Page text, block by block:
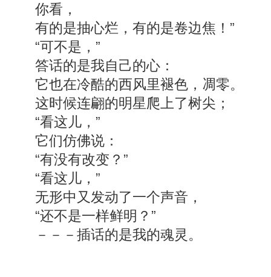
你看，
有的是抽心烂，有的是卷边焦！”
“可不是，”
答话的是我自己的心：
它也在冷酷的西风里褪色，凋零。
这时候连翩的明星爬上了树尖；
“看这儿，”
它们仿佛说：
“有没有改变？”
“看这儿，”
无形中又发动了一个声音，
“还不是一样鲜明？”
－－－插话的是我的魂灵。